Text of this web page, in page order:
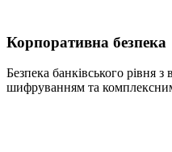
Корпоративна безпека
Безпека банківського рівня
шифруванням та